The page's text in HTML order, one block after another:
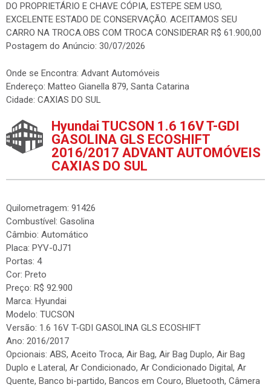
DO PROPRIETÁRIO E CHAVE CÓPIA, ESTEPE SEM USO,
EXCELENTE ESTADO DE CONSERVAÇÃO. ACEITAMOS SEU
CARRO NA TROCA.OBS COM TROCA CONSIDERAR R$ 61.900,00
Postagem do Anúncio: 30/07/2026
Onde se Encontra: Advant Automóveis
Endereço: Matteo Gianella 879, Santa Catarina
Cidade: CAXIAS DO SUL
Hyundai TUCSON 1.6 16V T-GDI
GASOLINA GLS ECOSHIFT
2016/2017 ADVANT AUTOMÓVEIS
CAXIAS DO SUL
Quilometragem: 91426
Combustível: Gasolina
Câmbio: Automático
Placa: PYV-0J71
Portas: 4
Cor: Preto
Preço: R$ 92.900
Marca: Hyundai
Modelo: TUCSON
Versão: 1.6 16V T-GDI GASOLINA GLS ECOSHIFT
Ano: 2016/2017
Opcionais: ABS, Aceito Troca, Air Bag, Air Bag Duplo, Air Bag
Duplo e Lateral, Ar Condicionado, Ar Condicionado Digital, Ar
Quente, Banco bi-partido, Bancos em Couro, Bluetooth, Câmera